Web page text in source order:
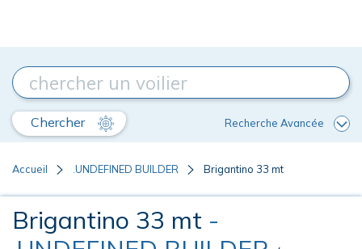
Chercher Recherche Avancée
Accueil .UNDEFINED BUILDER Brigantino 33 mt
Brigantino 33 mt -